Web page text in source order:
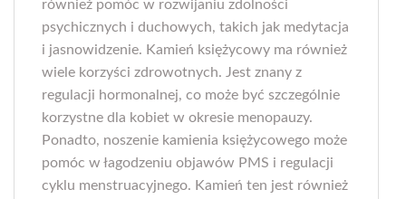
również pomóc w rozwijaniu zdolności
psychicznych i duchowych, takich jak medytacja
i jasnowidzenie. Kamień księżycowy ma również
wiele korzyści zdrowotnych. Jest znany z
regulacji hormonalnej, co może być szczególnie
korzystne dla kobiet w okresie menopauzy.
Ponadto, noszenie kamienia księżycowego może
pomóc w łagodzeniu objawów PMS i regulacji
cyklu menstruacyjnego. Kamień ten jest również